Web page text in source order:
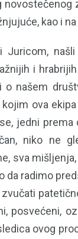
kao i na
Juricom,
i
o našem
ova
jedni
niko ne
sva
radimo
posvećeni,
ovog